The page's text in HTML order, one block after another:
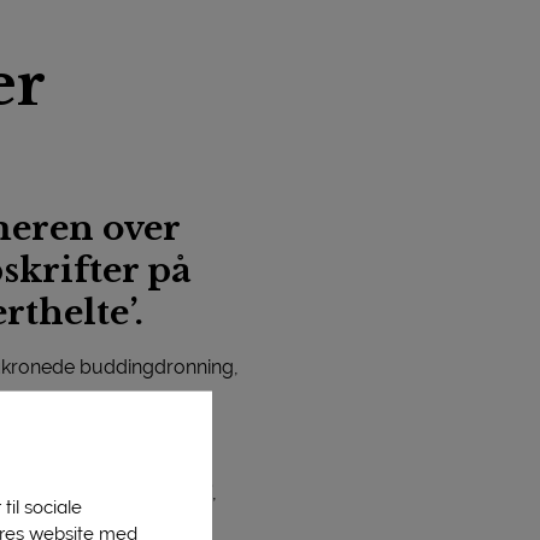
sociale
website med
over
på
buddingdronning,
til at løbe i vand.
desserthelte’,
og is samt en